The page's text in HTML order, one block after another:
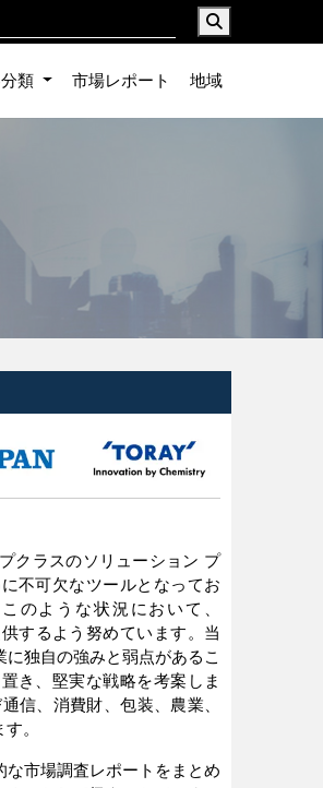
類 市場レポート 地域
クラスのソリューション プ
不可欠なツールとなってお
のような状況において、
するよう努めています。当
独自の強みと弱点があるこ
き、堅実な戦略を考案しま
信、消費財、包装、農業、
。
市場調査レポートをまとめ